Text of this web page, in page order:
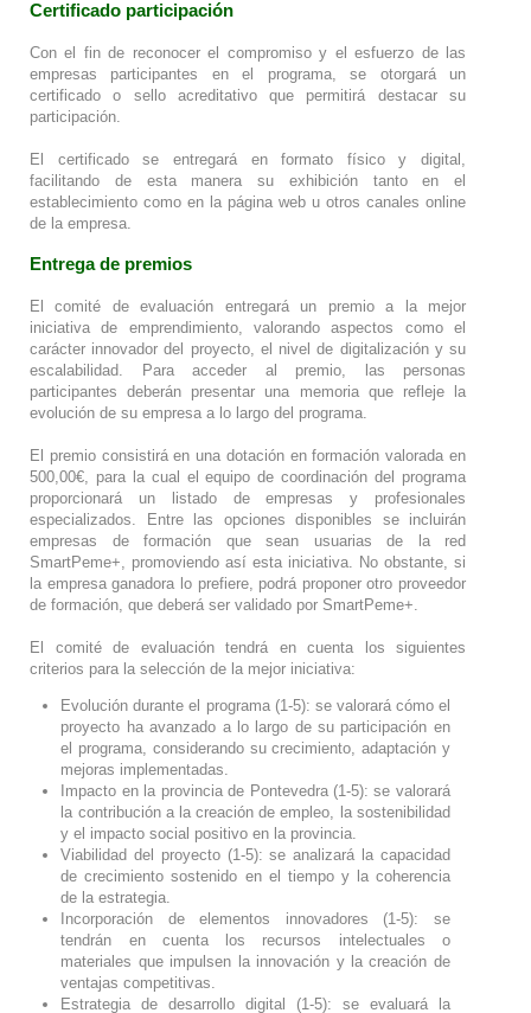
Certificado participación
Con el fin de reconocer el compromiso y el esfuerzo de las
empresas participantes en el programa, se otorgará un
certificado o sello acreditativo que permitirá destacar su
participación.
El certificado se entregará en formato físico y digital,
facilitando de esta manera su exhibición tanto en el
establecimiento como en la página web u otros canales online
de la empresa.
Entrega de premios
El comité de evaluación entregará un premio a la mejor
iniciativa de emprendimiento, valorando aspectos como el
carácter innovador del proyecto, el nivel de digitalización y su
escalabilidad. Para acceder al premio, las personas
participantes deberán presentar una memoria que refleje la
evolución de su empresa a lo largo del programa.
El premio consistirá en una dotación en formación valorada en
500,00€, para la cual el equipo de coordinación del programa
proporcionará un listado de empresas y profesionales
especializados. Entre las opciones disponibles se incluirán
empresas de formación que sean usuarias de la red
SmartPeme+, promoviendo así esta iniciativa. No obstante, si
la empresa ganadora lo prefiere, podrá proponer otro proveedor
de formación, que deberá ser validado por SmartPeme+.
El comité de evaluación tendrá en cuenta los siguientes
criterios para la selección de la mejor iniciativa:
Evolución durante el programa (1-5): se valorará cómo el
proyecto ha avanzado a lo largo de su participación en
el programa, considerando su crecimiento, adaptación y
mejoras implementadas.
Impacto en la provincia de Pontevedra (1-5): se valorará
la contribución a la creación de empleo, la sostenibilidad
y el impacto social positivo en la provincia.
Viabilidad del proyecto (1-5): se analizará la capacidad
de crecimiento sostenido en el tiempo y la coherencia
de la estrategia.
Incorporación de elementos innovadores (1-5): se
tendrán en cuenta los recursos intelectuales o
materiales que impulsen la innovación y la creación de
ventajas competitivas.
Estrategia de desarrollo digital (1-5): se evaluará la